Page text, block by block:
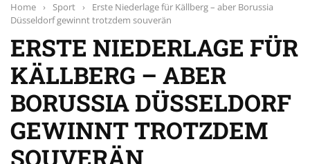
Home › Sport ›
Erste Niederlage für Källberg – aber Borussia
Düsseldorf gewinnt trotzdem souverän
ERSTE NIEDERLAGE FÜR
KÄLLBERG – ABER
BORUSSIA DÜSSELDORF
GEWINNT TROTZDEM
SOUVERÄN